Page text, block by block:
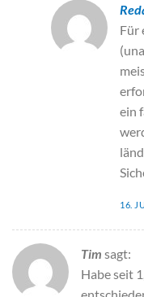
Für
ein
16.
Tim sagt:
Habe seit